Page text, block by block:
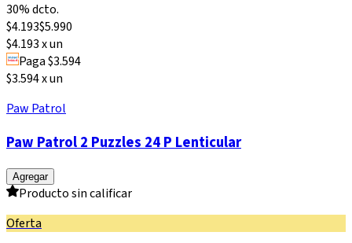
30% dcto.
$4.193$5.990
$4.193 x un
Paga $3.594
$3.594 x un
Paw Patrol
Paw Patrol 2 Puzzles 24 P Lenticular
Agregar
Producto sin calificar
Oferta